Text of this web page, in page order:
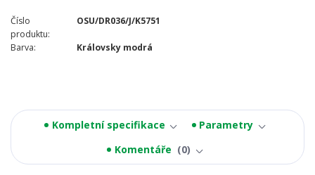
Číslo
produktu:
OSU/DR036/J/K5751
Barva: Královsky modrá
Kompletní specifikace
Parametry
Komentáře
0